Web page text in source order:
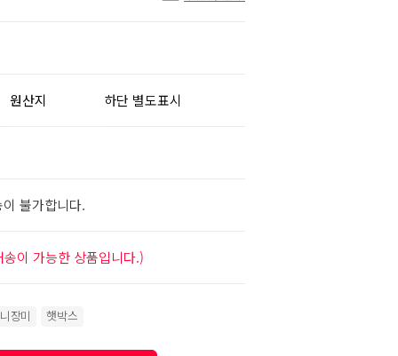
원산지 하단 별도표시
불가합니다.
이 가능한 상품입니다.)
장미 햇박스